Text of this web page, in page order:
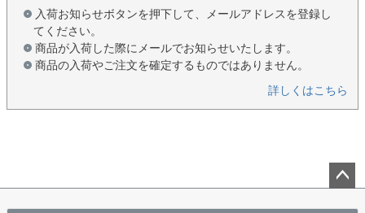
入荷お知らせボタンを押下して、メールアドレスを登録し
てください。
商品が入荷した際にメールでお知らせいたします。
商品の入荷やご注文を確定するものではありません。
詳しくはこちら